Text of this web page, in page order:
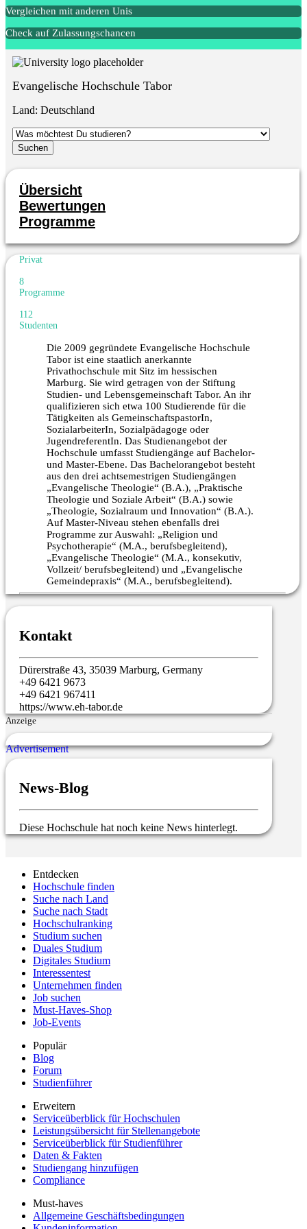
Vergleichen mit anderen Unis
Check auf Zulassungschancen
Evangelische Hochschule Tabor
Land: Deutschland
Übersicht
Bewertungen
Programme
Privat
8
Programme
112
Studenten
Die 2009 gegründete Evangelische Hochschule
Tabor ist eine staatlich anerkannte
Privathochschule mit Sitz im hessischen
Marburg. Sie wird getragen von der Stiftung
Studien- und Lebensgemeinschaft Tabor. An ihr
qualifizieren sich etwa 100 Studierende für die
Tätigkeiten als GemeinschaftspastorIn,
SozialarbeiterIn, Sozialpädagoge oder
JugendreferentIn. Das Studienangebot der
Hochschule umfasst Studiengänge auf Bachelor-
und Master-Ebene. Das Bachelorangebot besteht
aus den drei achtsemestrigen Studiengängen
„Evangelische Theologie“ (B.A.), „Praktische
Theologie und Soziale Arbeit“ (B.A.) sowie
„Theologie, Sozialraum und Innovation“ (B.A.).
Auf Master-Niveau stehen ebenfalls drei
Programme zur Auswahl: „Religion und
Psychotherapie“ (M.A., berufsbegleitend),
„Evangelische Theologie“ (M.A., konsekutiv,
Vollzeit/ berufsbegleitend) und „Evangelische
Gemeindepraxis“ (M.A., berufsbegleitend).
Kontakt
Dürerstraße 43, 35039 Marburg, Germany
+49 6421 9673
+49 6421 967411
https://www.eh-tabor.de
Anzeige
News-Blog
Diese Hochschule hat noch keine News hinterlegt.
Entdecken
Hochschule finden
Suche nach Land
Suche nach Stadt
Hochschulranking
Studium suchen
Duales Studium
Digitales Studium
Interessentest
Unternehmen finden
Job suchen
Must-Haves-Shop
Job-Events
Populär
Blog
Forum
Studienführer
Erweitern
Serviceüberblick für Hochschulen
Leistungsübersicht für Stellenangebote
Serviceüberblick für Studienführer
Daten & Fakten
Studiengang hinzufügen
Compliance
Must-haves
Allgemeine Geschäftsbedingungen